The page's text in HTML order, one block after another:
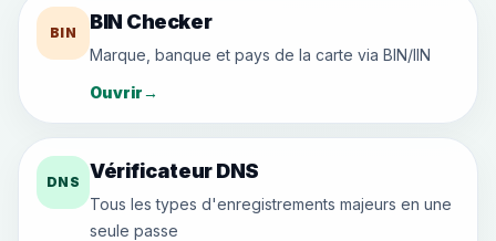
BIN BIN Checker
Marque, banque et pays de la carte via BIN/IIN
Ouvrir→
DNS Vérificateur DNS
Tous les types d'enregistrements majeurs en une
seule passe